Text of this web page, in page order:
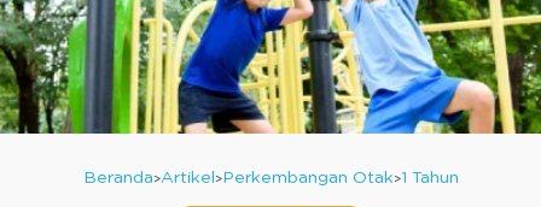
Beranda Artikel Perkembangan Otak 1 Tahun